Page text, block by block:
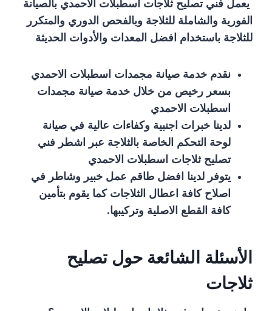
يعمل فني تصليح ثلاجات اسطبلات الاحمدي بالصيانة
الفورية والشاملة للثلاجة وبالفحص الدوري والمتكرر
للثلاجة باستخدام افضل المعدات والأدوات الحديثة
نقدم خدمة صيانة مجمدات اسطبلات الاحمدي
بسعر رخيص من خلال خدمة صيانة مجمدات
اسطبلات الاحمدي
لدينا خبرات اجنبية وكفاءات عالية في صيانة
لوحة التحكم الخاصة بالثلاجة عبر اشطر فني
تصليح ثلاجات اسطبلات الاحمدي
يتوفر لدينا افضل طاقم عمل خبير وشاطر في
اصلاح كافة اعطال الثلاجات كما يقوم بتأمين
كافة القطع الاصلية وتركيبها.
الأسئلة الشائعة حول تصليح
ثلاجات